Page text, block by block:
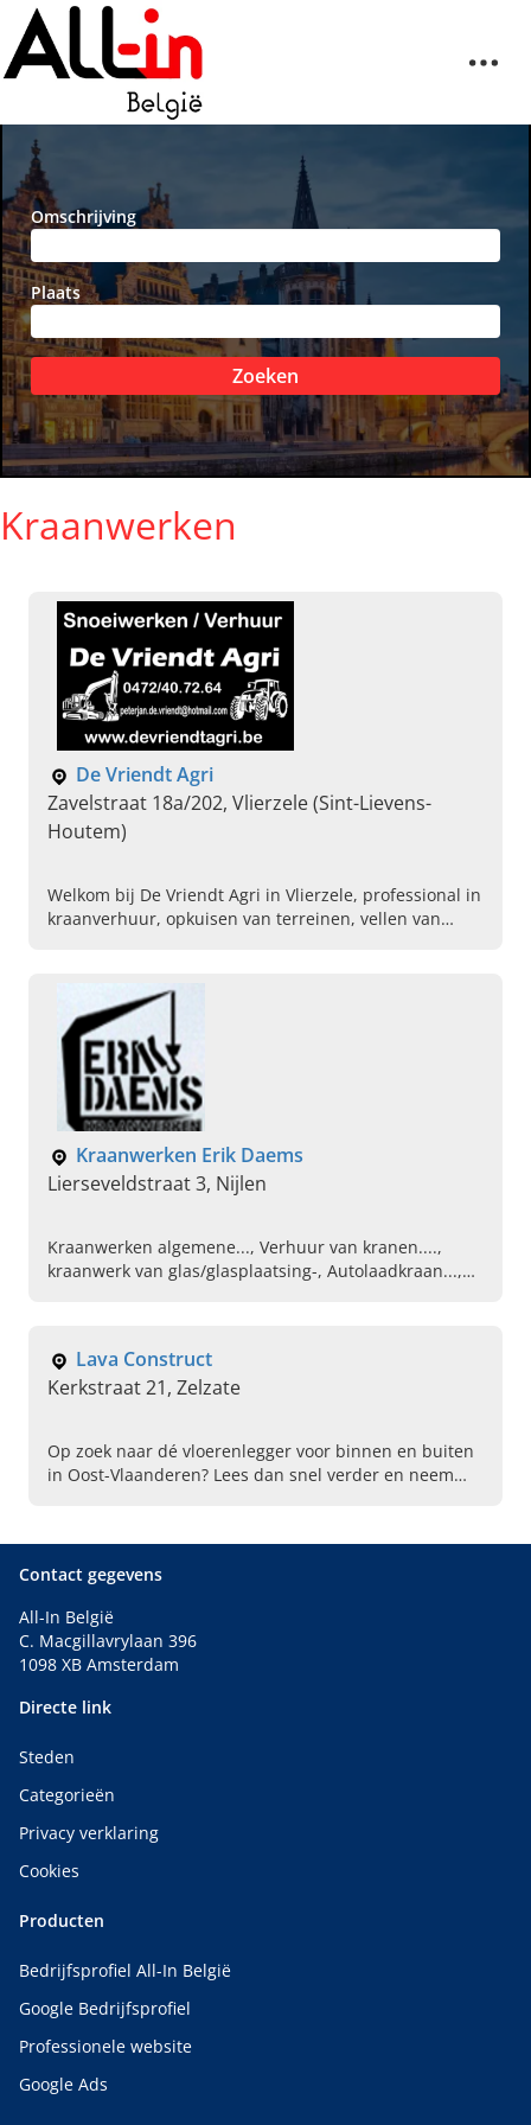
Omschrijving
Plaats
Zoeken
Kraanwerken
De Vriendt Agri
Zavelstraat 18a/202, Vlierzele (Sint-Lievens-
Houtem)
Welkom bij De Vriendt Agri in Vlierzele, professional in
kraanverhuur, opkuisen van terreinen, vellen van
Kraanwerken Erik Daems
Lierseveldstraat 3, Nijlen
Kraanwerken algemene..., Verhuur van kranen....,
kraanwerk van glas/glasplaatsing-, Autolaadkraan...,
Lava Construct
Kerkstraat 21, Zelzate
Op zoek naar dé vloerenlegger voor binnen en buiten
in Oost-Vlaanderen? Lees dan snel verder en neem
Contact gegevens
All-In België
C. Macgillavrylaan 396
1098 XB Amsterdam
Directe link
Steden
Categorieën
Privacy verklaring
Cookies
Producten
Bedrijfsprofiel All-In België
Google Bedrijfsprofiel
Professionele website
Google Ads